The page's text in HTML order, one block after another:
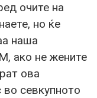
очите на
но ќе
наша
ако не жените
ова
севкупното